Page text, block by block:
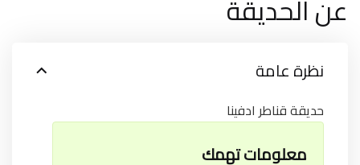
عن الحديقة
نظرة عامة
حديقة قناطر ادفينا
معلومات تهمك